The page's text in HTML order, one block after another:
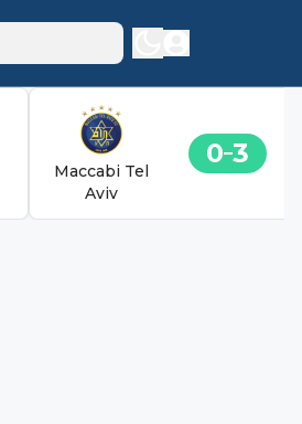
Maccabi Tel
Aviv
0 3